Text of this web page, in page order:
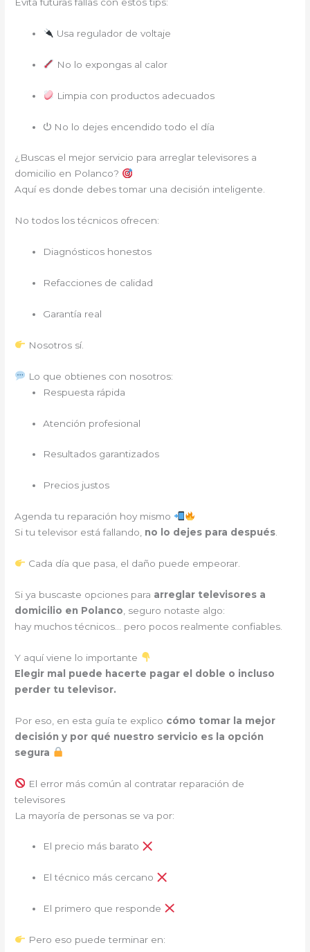
Usa regulador de voltaje
No lo expongas al calor
Limpia con productos adecuados
⏻ No lo dejes encendido todo el día
¿Buscas el mejor servicio para arreglar televisores a
domicilio en Polanco?
Aquí es donde debes tomar una decisión inteligente.
No todos los técnicos ofrecen:
Diagnósticos honestos
Refacciones de calidad
Garantía real
Nosotros sí.
Lo que obtienes con nosotros:
Respuesta rápida
Atención profesional
Resultados garantizados
Precios justos
Agenda tu reparación hoy mismo
Si tu televisor está fallando, no lo dejes para después
Cada día que pasa, el daño puede empeorar.
Si ya buscaste opciones para arreglar televisores a
domicilio en Polanco , seguro notaste algo:
hay muchos técnicos… pero pocos realmente confiables.
Y aquí viene lo importante
Elegir mal puede hacerte pagar el doble o incluso
perder tu televisor.
Por eso, en esta guía te explico cómo tomar la mejor
decisión y por qué nuestro servicio es la opción
segura
El error más común al contratar reparación de
televisores
La mayoría de personas se va por:
El precio más barato
El técnico más cercano
El primero que responde
Pero eso puede terminar en: